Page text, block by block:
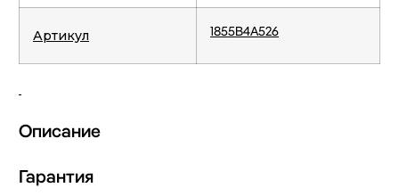
Артикул 1855B4A526
Описание
Гарантия